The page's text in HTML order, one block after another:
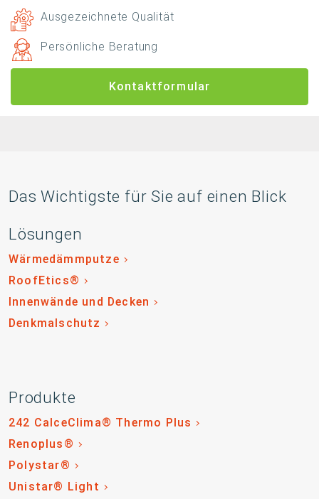
Ausgezeichnete Qualität
Persönliche Beratung
Kontaktformular
Das Wichtigste für Sie auf einen Blick
Lösungen
Wärmedämmputze
RoofEtics®
Innenwände und Decken
Denkmalschutz
Produkte
242 CalceClima® Thermo Plus
Renoplus®
Polystar®
Unistar® Light